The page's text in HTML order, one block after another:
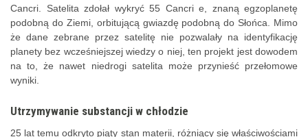
Cancri. Satelita zdołał wykryć 55 Cancri e, znaną egzoplanetę
podobną do Ziemi, orbitującą gwiazdę podobną do Słońca. Mimo
że dane zebrane przez satelitę nie pozwalały na identyfikację
planety bez wcześniejszej wiedzy o niej, ten projekt jest dowodem
na to, że nawet niedrogi satelita może przynieść przełomowe
wyniki.
Utrzymywanie substancji w chłodzie
25 lat temu odkryto piąty stan materii, różniący się właściwościami